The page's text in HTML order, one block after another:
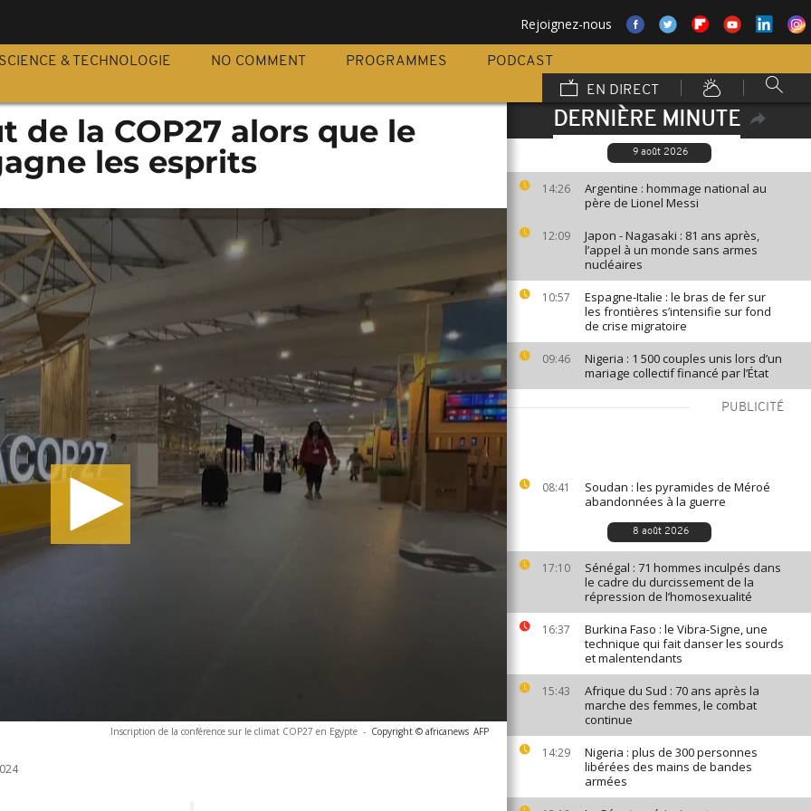
Rejoignez-nous
SCIENCE & TECHNOLOGIE NO COMMENT PROGRAMMES
PODCAST
EN DIRECT
DERNIÈRE MINUTE
9 août 2026
14:26
Argentine : hommage national au
père de Lionel Messi
12:09
Japon - Nagasaki : 81 ans après,
l’appel à un monde sans armes
nucléaires
10:57
Espagne-Italie : le bras de fer sur
les frontières s’intensifie sur fond
de crise migratoire
09:46
Nigeria : 1 500 couples unis lors d’un
mariage collectif financé par l’État
PUBLICITÉ
08:41
Soudan : les pyramides de Méroé
abandonnées à la guerre
8 août 2026
17:10
Sénégal : 71 hommes inculpés dans
le cadre du durcissement de la
répression de l’homosexualité
16:37
Burkina Faso : le Vibra-Signe, une
technique qui fait danser les sourds
et malentendants
15:43
Afrique du Sud : 70 ans après la
marche des femmes, le combat
continue
14:29
Nigeria : plus de 300 personnes
libérées des mains de bandes
armées
de la COP27 alors que le
les esprits
Inscription de la conférence sur le climat COP27 en Egypte - Copyright © africanews AFP